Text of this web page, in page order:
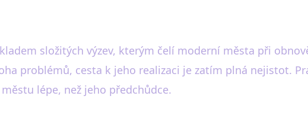
složitých výzev, kterým čelí moderní města při
problémů, cesta k jeho realizaci je zatím plná nejistot.
lépe, než jeho předchůdce.